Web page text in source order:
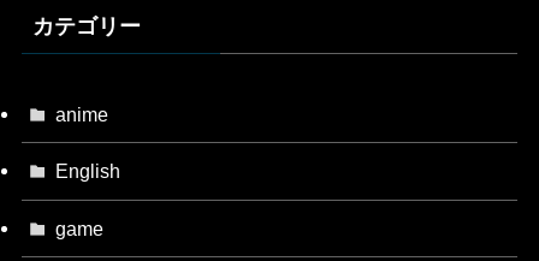
カテゴリー
anime
English
game